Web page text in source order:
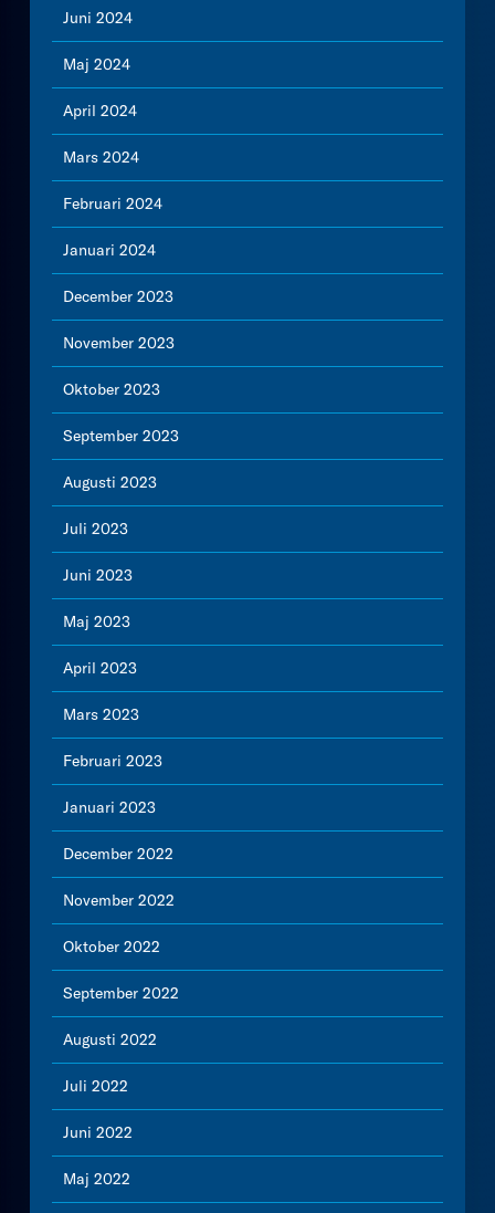
Juni 2024
Maj 2024
April 2024
Mars 2024
Februari 2024
Januari 2024
December 2023
November 2023
Oktober 2023
September 2023
Augusti 2023
Juli 2023
Juni 2023
Maj 2023
April 2023
Mars 2023
Februari 2023
Januari 2023
December 2022
November 2022
Oktober 2022
September 2022
Augusti 2022
Juli 2022
Juni 2022
Maj 2022